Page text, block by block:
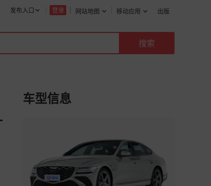
网站地图 移动应用 出版
登录
发布入口
车型信息